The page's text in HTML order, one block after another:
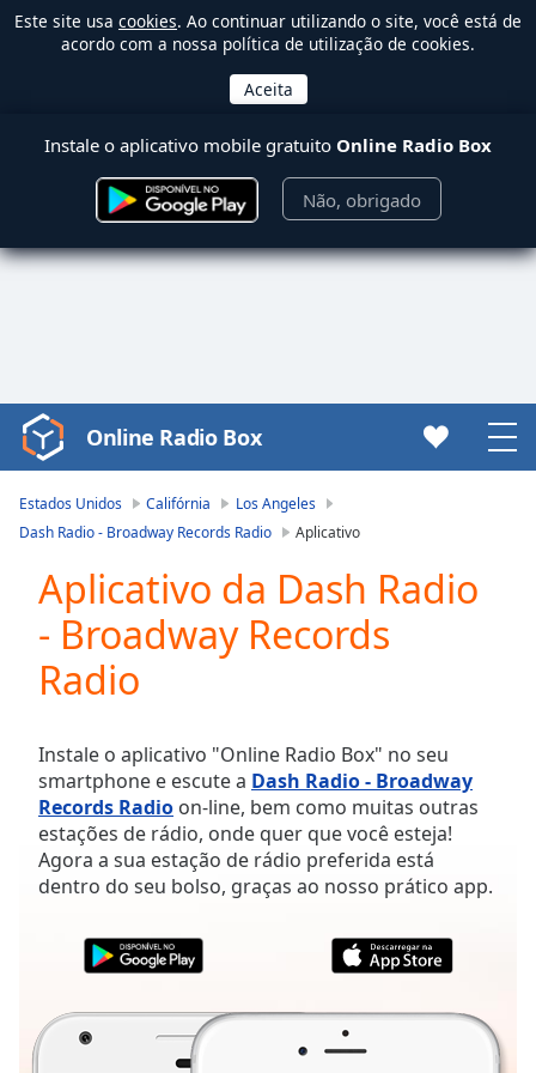
Este site usa cookies. Ao continuar utilizando o site, você está de
acordo com a nossa política de utilização de cookies.
Instale o aplicativo mobile gratuito Online Radio Box
Não, obrigado
Video
Player
loading.
Video
Play
Backward
Skip
Forward
Current
Time0:00
Duration-:-
Loaded:
0.00%
Stream
behind
LIVE
Remaining
Online Radio Box
Estados Unidos Califórnia
Los Angeles
Dash Radio - Broadway Records Radio
Aplicativo
Aplicativo da Dash Radio
- Broadway Records
Radio
Instale o aplicativo "Online Radio Box" no seu
smartphone e escute a Dash Radio - Broadway
Records Radio on-line, bem como muitas outras
estações de rádio, onde quer que você esteja!
Agora a sua estação de rádio preferida está
dentro do seu bolso, graças ao nosso prático app.